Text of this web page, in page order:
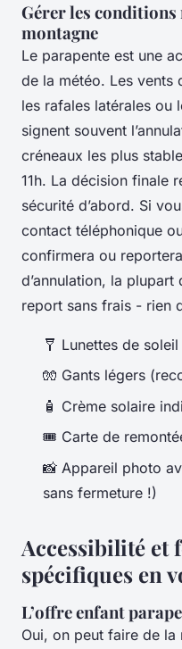
Gérer les
montagne
Le parapente est une
de la météo. Les vents
les rafales latérales ou
signent souvent
créneaux les plus
11h. La décision finale
sécurité d’abord. Si
contact téléphonique
confirmera ou
d’annulation, la
report sans frais - rien
🩼 Lunettes de
🧤 Gants légers
🧴 Crème solaire
🎟️ Carte de
📸 Appareil photo
sans fermeture !)
Accessibilité et
spécifiques en
L’offre enfant
Oui, on peut faire de